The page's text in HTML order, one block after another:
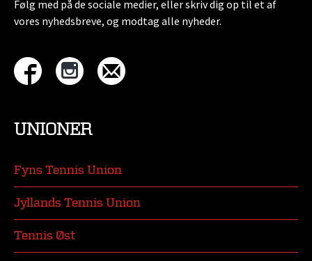
Følg med på de sociale medier, eller skriv dig op til et af
vores nyhedsbreve, og modtag alle nyheder.
UNIONER
Fyns Tennis Union
Jyllands Tennis Union
Tennis Øst